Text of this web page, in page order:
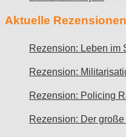
Aktuelle Rezensionen
Rezension: Leben im
Rezension:
Rezension: Policing
Rezension: Der